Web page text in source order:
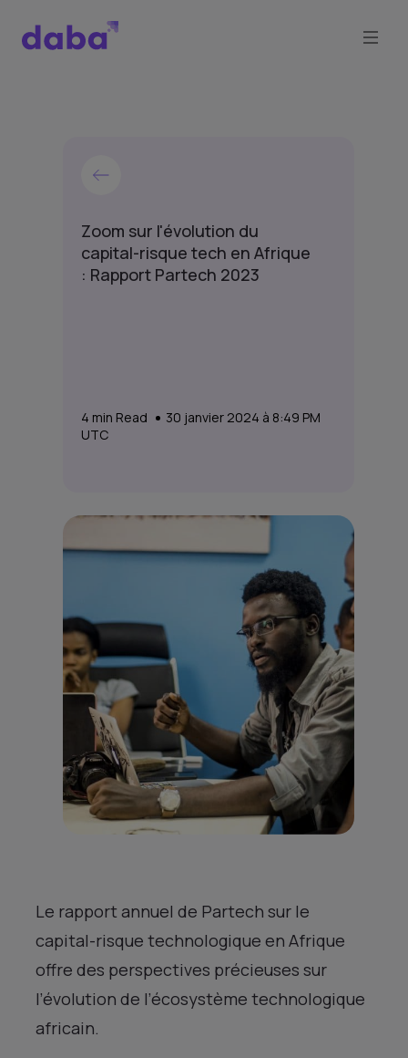
Zoom sur l'évolution du
capital-risque tech en Afrique
: Rapport Partech 2023
4 min Read
30 janvier 2024 à 8:49 PM
UTC
Le rapport annuel de Partech sur le
capital-risque technologique en Afrique
offre des perspectives précieuses sur
l’évolution de l’écosystème technologique
africain.